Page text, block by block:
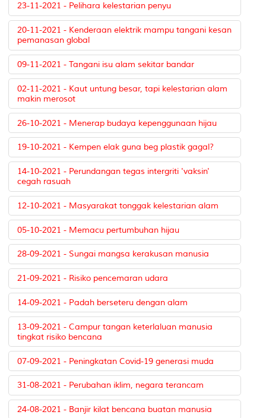
23-11-2021 - Pelihara kelestarian penyu
20-11-2021 - Kenderaan elektrik mampu tangani kesan
pemanasan global
09-11-2021 - Tangani isu alam sekitar bandar
02-11-2021 - Kaut untung besar, tapi kelestarian alam
makin merosot
26-10-2021 - Menerap budaya kepenggunaan hijau
19-10-2021 - Kempen elak guna beg plastik gagal?
14-10-2021 - Perundangan tegas intergriti 'vaksin'
cegah rasuah
12-10-2021 - Masyarakat tonggak kelestarian alam
05-10-2021 - Memacu pertumbuhan hijau
28-09-2021 - Sungai mangsa kerakusan manusia
21-09-2021 - Risiko pencemaran udara
14-09-2021 - Padah berseteru dengan alam
13-09-2021 - Campur tangan keterlaluan manusia
tingkat risiko bencana
07-09-2021 - Peningkatan Covid-19 generasi muda
31-08-2021 - Perubahan iklim, negara terancam
24-08-2021 - Banjir kilat bencana buatan manusia